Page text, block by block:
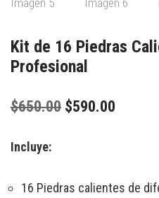
Kit de 16 Piedras
Profesional
$650.00 $590.00
Incluye:
16 Piedras calientes de